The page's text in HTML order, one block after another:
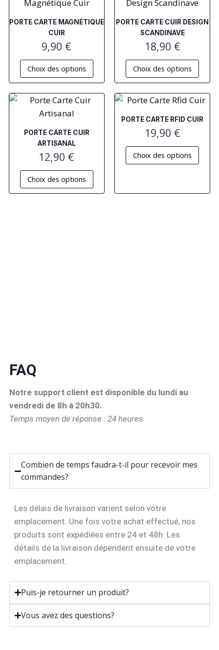
PORTE CARTE MAGNÉTIQUE
CUIR
9,90 €
Choix des options
PORTE CARTE CUIR DESIGN
SCANDINAVE
18,90 €
Choix des options
PORTE CARTE CUIR
ARTISANAL
12,90 €
Choix des options
PORTE CARTE RFID CUIR
19,90 €
Choix des options
FAQ
Notre support client est disponible du lundi au
vendredi de 8h à 20h30.
Temps moyen de réponse : 24 heures
Combien de temps faudra-t-il pour recevoir mes
commandes?
Les délais de livraison varient selon votre
emplacement. Une fois votre achat effectué, nos
produits sont expédiées entre 24 et 48h. Les
détails de la livraison dépendent ensuite de votre
emplacement.
Puis-je retourner un produit?
Vous avez des questions?